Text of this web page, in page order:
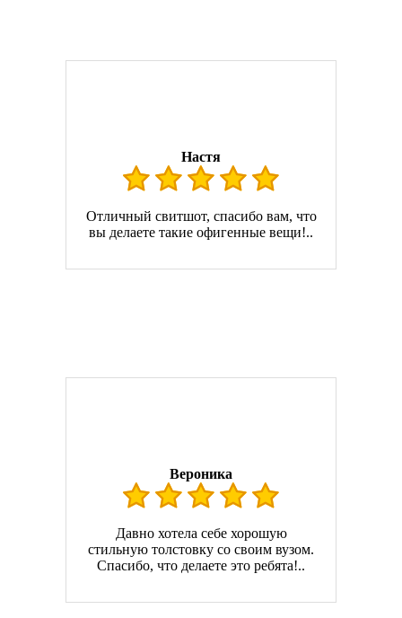
Настя
Отличный свитшот, спасибо вам, что
вы делаете такие офигенные вещи!..
Вероника
Давно хотела себе хорошую
стильную толстовку со своим вузом.
Спасибо, что делаете это ребята!..